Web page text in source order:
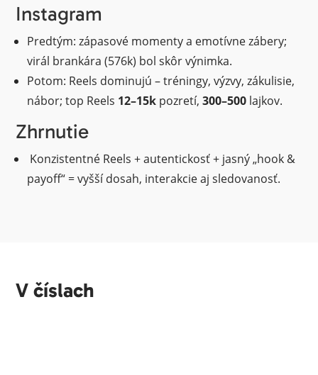
Instagram
Predtým: zápasové momenty a emotívne zábery;
virál brankára (576k) bol skôr výnimka.
Potom: Reels dominujú – tréningy, výzvy, zákulisie,
nábor; top Reels 12–15k pozretí,300–500 lajkov.
Zhrnutie
Konzistentné Reels + autentickosť + jasný „hook &
payoff“ = vyšší dosah, interakcie aj sledovanosť.
V číslach